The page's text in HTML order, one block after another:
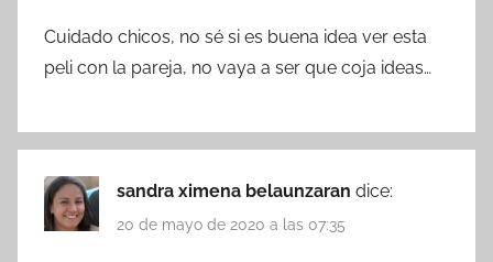
Cuidado chicos, no sé si es buena idea ver esta
peli con la pareja, no vaya a ser que coja ideas…
sandra ximena belaunzaran dice:
20 de mayo de 2020 a las 07:35